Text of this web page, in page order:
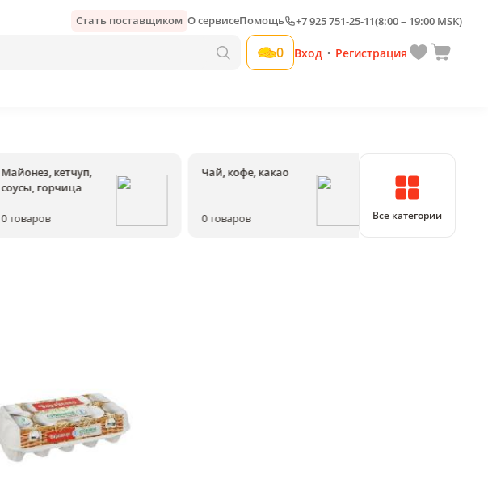
Стать поставщиком О сервисеПомощь +7 925 751-25-11(8:00 – 19:00 MSK)
0 Вход • Регистрация
Майонез, кетчуп,
соусы, горчица
0товаров
Чай, кофе, какао
0товаров
Соки, воды,
0товаров
Все категории